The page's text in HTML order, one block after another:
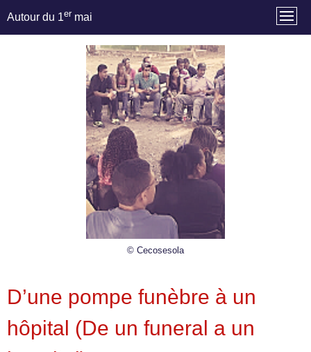
Autour du 1er mai
© Cecosesola
D’une pompe funèbre à un
hôpital (De un funeral a un